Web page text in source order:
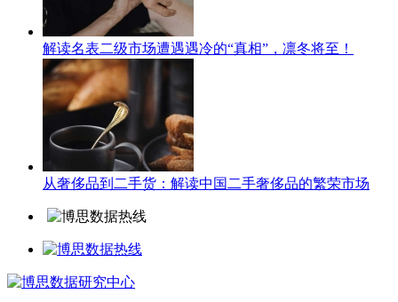
解读名表二级市场遭遇遇冷的“真相”，凛冬将至！
从奢侈品到二手货：解读中国二手奢侈品的繁荣市场